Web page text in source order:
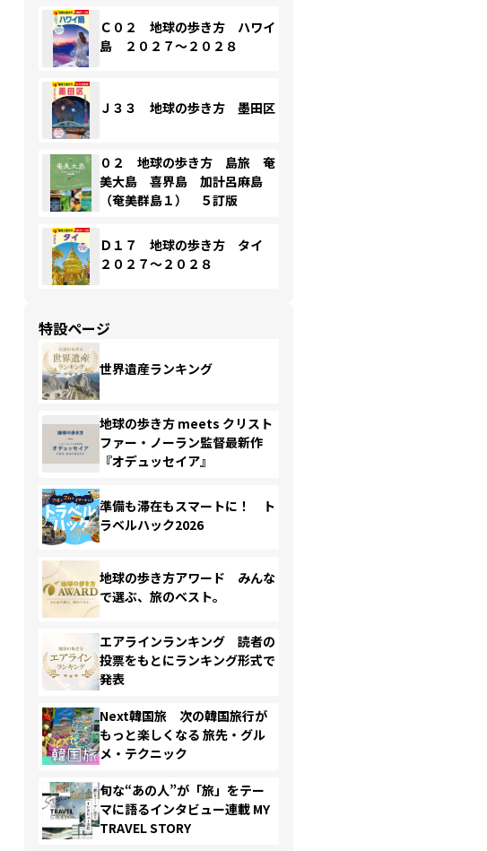
Ｃ０２ 地球の歩き方 ハワイ
島 ２０２７～２０２８
Ｊ３３ 地球の歩き方 墨田区
０２ 地球の歩き方 島旅 奄
美大島 喜界島 加計呂麻島
（奄美群島１） ５訂版
Ｄ１７ 地球の歩き方 タイ
２０２７～２０２８
特設ページ
世界遺産ランキング
地球の歩き方 meets クリスト
ファー・ノーラン監督最新作
『オデュッセイア』
準備も滞在もスマートに！ ト
ラベルハック2026
地球の歩き方アワード みんな
で選ぶ、旅のベスト。
エアラインランキング 読者の
投票をもとにランキング形式で
発表
Next韓国旅 次の韓国旅行が
もっと楽しくなる 旅先・グル
メ・テクニック
旬な“あの人”が「旅」をテー
マに語るインタビュー連載 MY
TRAVEL STORY